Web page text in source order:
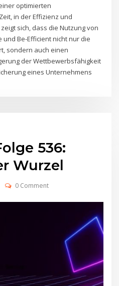
optimierten
in der Effizienz und
sich, dass die Nutzung von
und Be-Efficient nicht nur die
sondern auch einen
der Wettbewerbsfähigkeit
eines Unternehmens
536:
Wurzel
0 Comment